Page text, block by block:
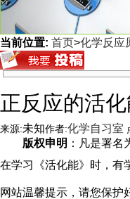
当前位置: 首页>化学反应
正反应的活
来源:未知作者:化学自习室
版权申明 ：凡是署
在学习《活化能》时，有
网站温馨提示，请您保护